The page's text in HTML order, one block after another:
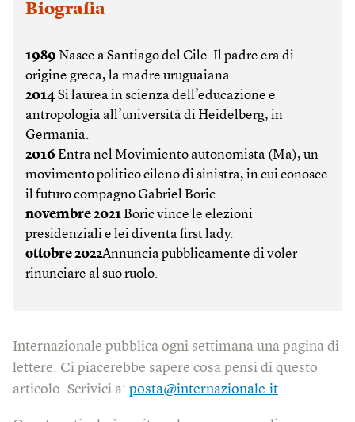
Biografia
1989 Nasce a Santiago del Cile. Il padre era di
origine greca, la madre uruguaiana.
2014Si laurea in scienza dell’educazione e
antropologia all’università di Heidelberg, in
Germania.
2016Entra nel Movimiento autonomista (Ma), un
movimento politico cileno di sinistra, in cui conosce
il futuro compagno Gabriel Boric.
novembre 2021Boric vince le elezioni
presidenziali e lei diventa first lady.
ottobre 2022Annuncia pubblicamente di voler
rinunciare al suo ruolo.
Internazionale pubblica ogni settimana una pagina di
lettere. Ci piacerebbe sapere cosa pensi di questo
articolo. Scrivici a: posta@internazionale.it